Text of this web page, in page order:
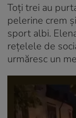
Toți trei au
pelerine crem
sport albi.
rețelele de
urmăresc un